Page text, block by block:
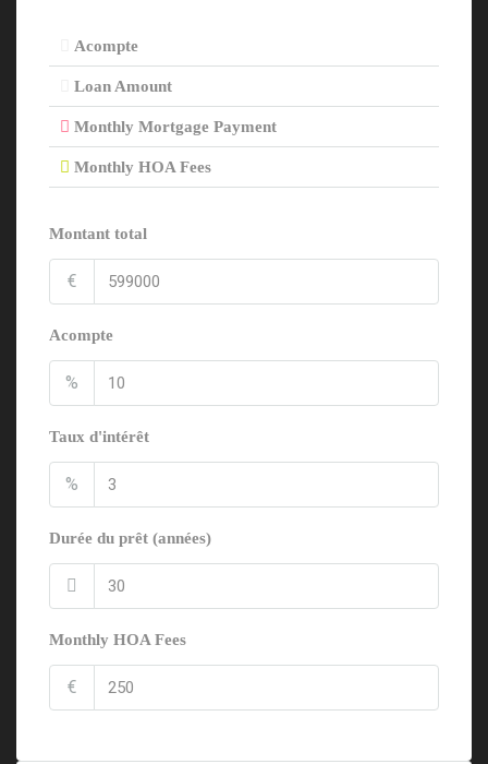
Acompte
Loan Amount
Monthly Mortgage Payment
Monthly HOA Fees
Montant total
€
Acompte
%
Taux d'intérêt
%
Durée du prêt (années)
Monthly HOA Fees
€